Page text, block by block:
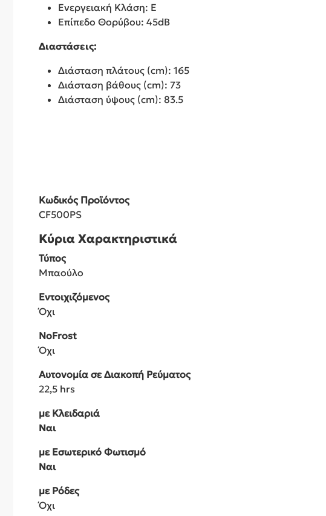
Ενεργειακή Κλάση: E
Επίπεδο Θορύβου: 45dB
Διαστάσεις:
Διάσταση πλάτους (cm): 165
Διάσταση βάθους (cm): 73
Διάσταση ύψους (cm): 83.5
Κωδικός Προϊόντος
CF500PS
Κύρια Χαρακτηριστικά
Τύπος
Μπαούλο
Εντοιχιζόμενος
Όχι
NoFrost
Όχι
Αυτονομία σε Διακοπή Ρεύματος
22,5 hrs
με Κλειδαριά
Ναι
με Εσωτερικό Φωτισμό
Ναι
με Ρόδες
Όχι